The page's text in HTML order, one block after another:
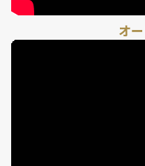
オ